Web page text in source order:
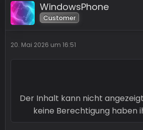
WindowsPhone
Customer
20. Mai 2026 um 16:51
Der Inhalt kann nicht
keine Berechtigung haben